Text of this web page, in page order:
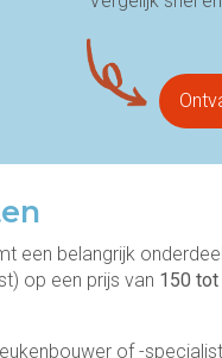
een belangrijk
op een prijs van 150 tot
of -